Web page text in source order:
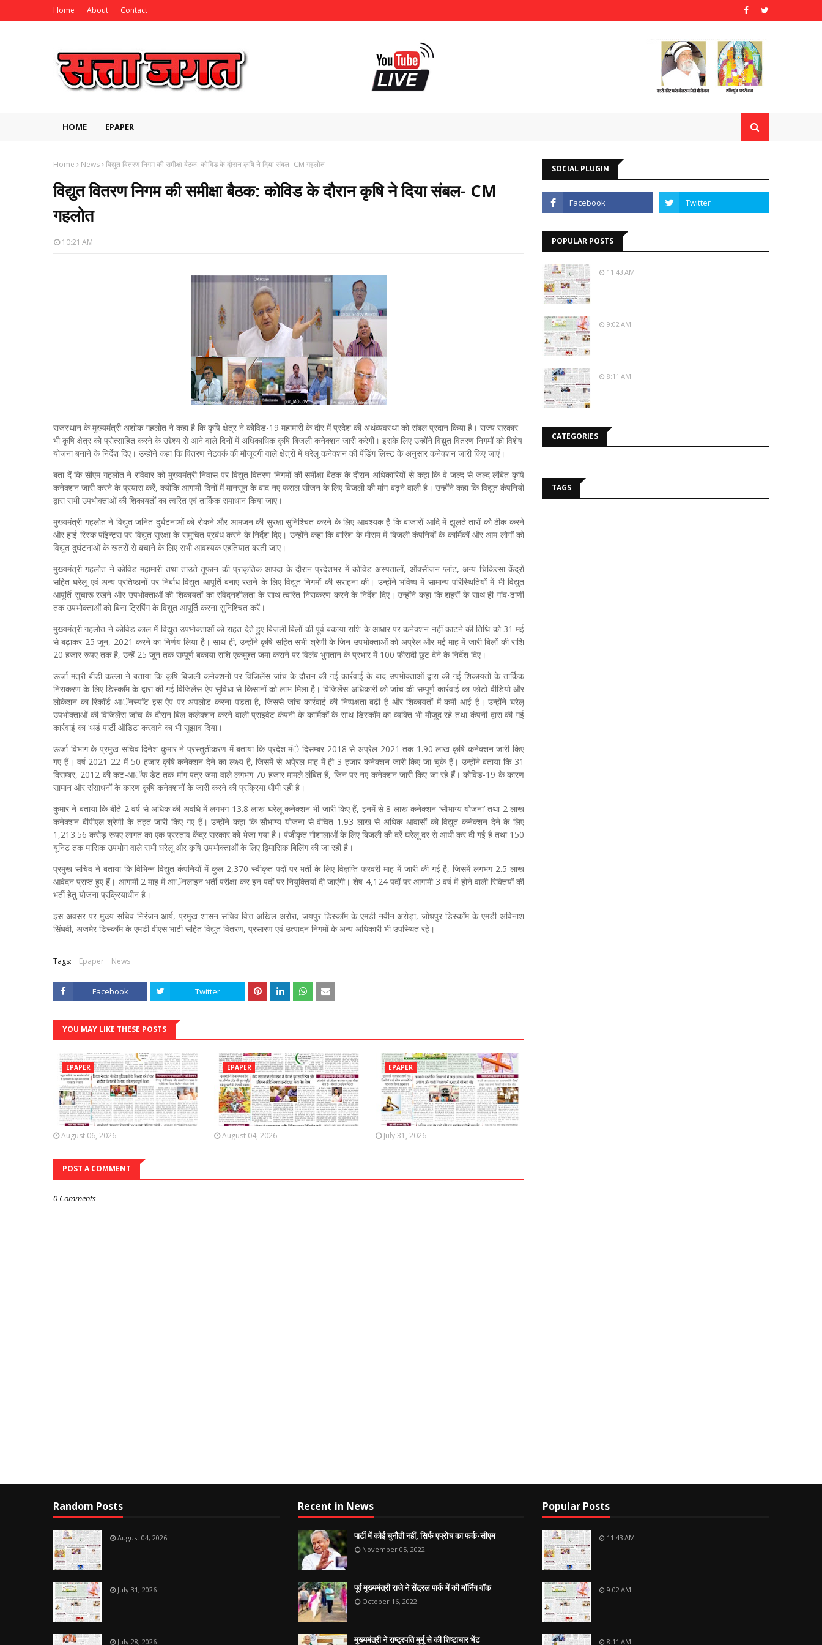
Home About Contact
HOME EPAPER
Home News विद्युत वितरण निगम की समीक्षा बैठक: कोविड के दौरान कृषि ने दिया संबल- CM गहलोत
विद्युत वितरण निगम की समीक्षा बैठक: कोविड के दौरान कृषि ने दिया संबल- CM
गहलोत
10:21 AM
राजस्थान के मुख्यमंत्री अशोक गहलोत ने कहा है कि कृषि क्षेत्र ने कोविड-19 महामारी के दौर में प्रदेश की अर्थव्यवस्था को संबल प्रदान किया है। राज्य सरकार
भी कृषि क्षेत्र को प्रोत्साहित करने के उद्देश्य से आने वाले दिनों में अधिकाधिक कृषि बिजली कनेक्शन जारी करेगी। इसके लिए उन्होंने विद्युत वितरण निगमों को विशेष
योजना बनाने के निर्देश दिए। उन्होंने कहा कि वितरण नेटवर्क की मौजूदगी वाले क्षेत्रों में घरेलू कनेक्शन की पेंडिंग लिस्ट के अनुसार कनेक्शन जारी किए जाएं।
बता दें कि सीएम गहलोत ने रविवार को मुख्यमंत्री निवास पर विद्युत वितरण निगमों की समीक्षा बैठक के दौरान अधिकारियों से कहा कि वे जल्द-से-जल्द लंबित कृषि
कनेक्शन जारी करने के प्रयास करें, क्योंकि आगामी दिनों में मानसून के बाद नए फसल सीजन के लिए बिजली की मांग बढ़ने वाली है। उन्होंने कहा कि विद्युत कंपनियों
द्वारा सभी उपभोक्ताओं की शिकायतों का त्वरित एवं तार्किक समाधान किया जाए।
मुख्यमंत्री गहलोत ने विद्युत जनित दुर्घटनाओं को रोकने और आमजन की सुरक्षा सुनिश्चित करने के लिए आवश्यक है कि बाजारों आदि में झूलते तारों कोे ठीक करने
और हाई रिस्क पाॅइन्ट्स पर विद्युत सुरक्षा के समुचित प्रबंध करने के निर्देश दिए। उन्होंने कहा कि बारिश के मौसम में बिजली कंपनियों के कार्मिकों और आम लोगों को
विद्युत दुर्घटनाओं के खतरों से बचाने के लिए सभी आवश्यक एहतियात बरती जाए।
मुख्यमंत्री गहलोत ने कोविड महामारी तथा ताउते तूफान की प्राकृतिक आपदा के दौरान प्रदेशभर में कोविड अस्पतालों, ऑक्सीजन प्लांट, अन्य चिकित्सा केंद्रों
सहित घरेलू एवं अन्य प्रतिष्ठानों पर निर्बाध विद्युत आपूर्ति बनाए रखने के लिए विद्युत निगमों की सराहना की। उन्होंने भविष्य में सामान्य परिस्थितियों में भी विद्युत
आपूर्ति सुचारू रखने और उपभोक्ताओं की शिकायतों का संवेदनशीलता के साथ त्वरित निराकरण करने के निर्देश दिए। उन्होंने कहा कि शहरों के साथ ही गांव-ढाणी
तक उपभोक्ताओं को बिना ट्रिपिंग के विद्युत आपूर्ति करना सुनिश्चित करें।
मुख्यमंत्री गहलोत ने कोविड काल में विद्युत उपभोक्ताओं को राहत देते हुए बिजली बिलों की पूर्व बकाया राशि के आधार पर कनेक्शन नहीं काटने की तिथि को 31 मई
से बढ़ाकर 25 जून, 2021 करने का निर्णय लिया है। साथ ही, उन्होंने कृषि सहित सभी श्रेणी के जिन उपभोक्ताओं को अप्रेल और मई माह में जारी बिलों की राशि
20 हजार रूपए तक है, उन्हें 25 जून तक सम्पूर्ण बकाया राशि एकमुश्त जमा कराने पर विलंब भुगतान के प्रभार में 100 फीसदी छूट देने के निर्देश दिए।
ऊर्जा मंत्री बीडी कल्ला ने बताया कि कृषि बिजली कनेक्शनों पर विजिलेंस जांच के दौरान की गई कार्रवाई के बाद उपभोक्ताओं द्वारा की गई शिकायतों के तार्किक
निराकरण के लिए डिस्काॅम के द्वारा की गई विजिलेंस ऐप सुविधा से किसानों को लाभ मिला है। विजिलेंस अधिकारी को जांच की सम्पूर्ण कार्रवाई का फोटो-वीडियो और
लोकेशन का रिकाॅर्ड आॅनस्पाॅट इस ऐप पर अपलोड करना पड़ता है, जिससे जांच कार्रवाई की निष्पक्षता बढ़ी है और शिकायतों में कमी आई है। उन्होंने घरेलू
उपभोक्ताओं की विजिलेंस जांच के दौरान बिल कलेक्शन करने वाली प्राइवेट कंपनी के कार्मिकों के साथ डिस्काॅम का व्यक्ति भी मौजूद रहे तथा कंपनी द्वारा की गई
कार्रवाई का ‘थर्ड पार्टी ऑडिट’ करवाने का भी सुझाव दिया।
ऊर्जा विभाग के प्रमुख सचिव दिनेश कुमार ने प्रस्तुतीकरण में बताया कि प्रदेश मंे दिसम्बर 2018 से अप्रेल 2021 तक 1.90 लाख कृषि कनेक्शन जारी किए
गए हैं। वर्ष 2021-22 में 50 हजार कृषि कनेक्शन देने का लक्ष्य है, जिसमें से अपे्रल माह में ही 3 हजार कनेक्शन जारी किए जा चुके हैं। उन्होंने बताया कि 31
दिसम्बर, 2012 की कट-आॅफ डेट तक मांग पत्र जमा वाले लगभग 70 हजार मामले लंबित हैं, जिन पर नए कनेक्शन जारी किए जा रहे हैं। कोविड-19 के कारण
सामान और संसाधनों के कारण कृषि कनेक्शनों के जारी करने की प्रक्रिया धीमी रही है।
कुमार ने बताया कि बीते 2 वर्ष से अधिक की अवधि में लगभग 13.8 लाख घरेलू कनेक्शन भी जारी किए हैं, इनमें से 8 लाख कनेक्शन ‘सौभाग्य योजना’ तथा 2 लाख
कनेक्शन बीपीएल श्रेणी के तहत जारी किए गए हैं। उन्होंने कहा कि सौभाग्य योजना से वंचित 1.93 लाख से अधिक आवासों को विद्युत कनेक्शन देने के लिए
1,213.56 करोड़ रूपए लागत का एक प्रस्ताव केंद्र सरकार को भेजा गया है। पंजीकृत गौशालाओं के लिए बिजली की दरें घरेलू दर से आधी कर दी गई है तथा 150
यूनिट तक मासिक उपभोग वाले सभी घरेलू और कृषि उपभोक्ताओं के लिए द्विमासिक बिलिंग की जा रही है।
प्रमुख सचिव ने बताया कि विभिन्न विद्युत कंपनियों में कुल 2,370 स्वीकृत पदों पर भर्ती के लिए विज्ञप्ति फरवरी माह में जारी की गई है, जिसमें लगभग 2.5 लाख
आवेदन प्राप्त हुए हैं। आगामी 2 माह में आॅनलाइन भर्ती परीक्षा कर इन पदों पर नियुक्तियां दी जाएंगी। शेष 4,124 पदों पर आगामी 3 वर्ष में होने वाली रिक्तियों की
भर्ती हेतु योजना प्रक्रियाधीन है।
इस अवसर पर मुख्य सचिव निरंजन आर्य, प्रमुख शासन सचिव वित्त अखिल अरोरा, जयपुर डिस्काॅम के एमडी नवीन अरोड़ा, जोधपुर डिस्काॅम के एमडी अविनाश
सिंघवी, अजमेर डिस्काॅम के एमडी वीएस भाटी सहित विद्युत वितरण, प्रसारण एवं उत्पादन निगमों के अन्य अधिकारी भी उपस्थित रहे।
Tags: Epaper News
Facebook Twitter
YOU MAY LIKE THESE POSTS
EPAPER
August 06, 2026
EPAPER
August 04, 2026
EPAPER
July 31, 2026
POST A COMMENT
0 Comments
SOCIAL PLUGIN
POPULAR POSTS
11:43 AM
9:02 AM
8:11 AM
CATEGORIES
TAGS
Random Posts
August 04, 2026
July 31, 2026
July 28, 2026
Recent in News
पार्टी में कोई चुनौती नहीं, सिर्फ एप्रोच का फर्क-सीएम
November 05, 2022
पूर्व मुख्यमंत्री राजे ने सेंट्रल पार्क में की मॉर्निग वॉक
October 16, 2022
मुख्यमंत्री ने राष्ट्रपति मुर्मु से की शिष्टाचार भेंट
Popular Posts
11:43 AM
9:02 AM
8:11 AM